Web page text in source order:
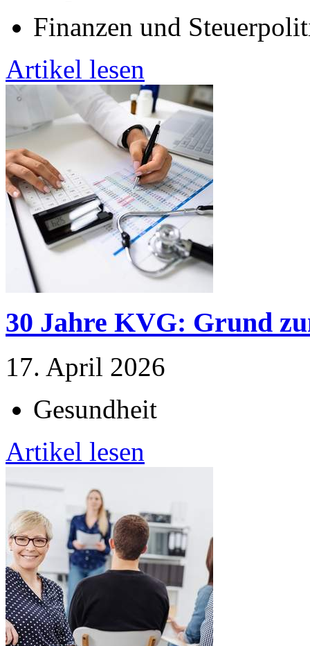
Finanzen und
Artikel lesen
30 Jahre KVG: Grund
17. April 2026
Gesundheit
Artikel lesen